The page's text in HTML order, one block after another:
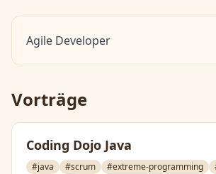
Agile Developer
Vorträge
Coding Dojo Java
#java #scrum #extreme-programming